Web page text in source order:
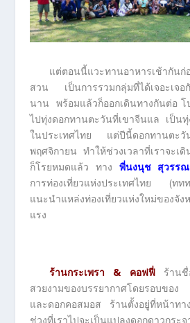
แต่ตอนนี้แวะทานอาหารเช้ากัน
สวน เป็นการรวมกลุ่มที่ได้เจอะเจอ
นาน พร้อมแล้วก็ออกเดินทางกันต่อ โ
ไปทุ่งดอกทานตะวันที่เขาจีนแล เป็น
ในประเทศไทย แต่ปีนี้ดอกทานตะวั
พฤศจิกายน ทำให้ช่วงเวลาที่เราจะเ
ก็โรยหมดแล้ว ทาง พี่นงนุช สุวรรณ
การท่องเที่ยวแห่งประเทศไทย (
แนะนำแหล่งท่องเที่ยวแห่งใหม่ของจัง
แรง
ร้านกระเพรา & คอฟฟี่ร้านชื่อ
สวยงามของบรรยากาศโดยรอบขอ
และดอกคอสมอส ร้านตั้งอยู่ที่หน้าท
ช่วงที่เราไปจะเป็นแปลงดอกดาวกระ